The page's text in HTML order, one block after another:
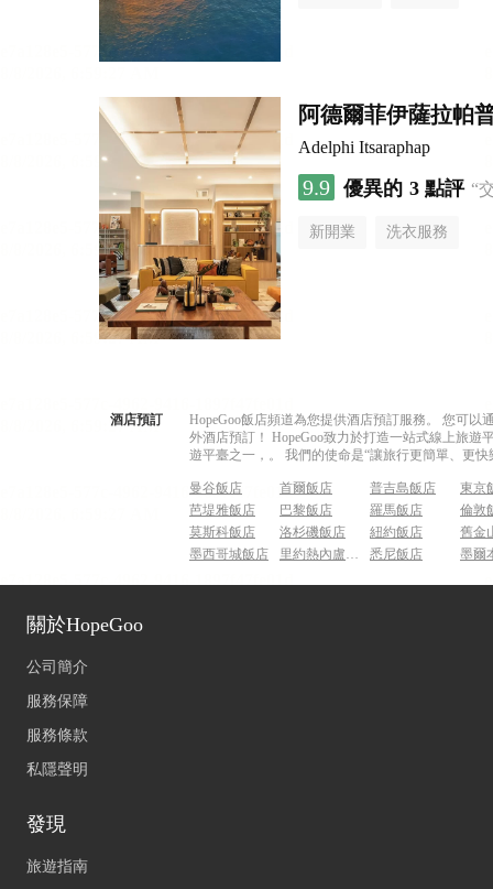
阿德爾菲伊薩拉帕
Adelphi Itsaraphap
9.9 優異的 3 點評 “
新開業 洗衣服務
酒店預訂
HopeGoo飯店頻道為您提供酒店預訂服務。 您可
外酒店預訂！ HopeGoo致力於打造一站式線上旅
遊平臺之一，。 我們的使命是“讓旅行更簡單、更
曼谷飯店 首爾飯店 普吉島飯店
東京
芭堤雅飯店
巴黎飯店 羅馬飯店
倫敦
莫斯科飯店
洛杉磯飯店 紐約飯店
舊金
墨西哥城飯店
里約熱內盧飯店 悉尼飯店 墨爾
關於HopeGoo
公司簡介
服務保障
服務條款
私隱聲明
發現
旅遊指南